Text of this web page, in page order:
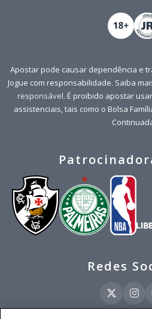
Apostar pode causar dependência e
Jogue com responsabilidade. Saiba
responsável. É proibido apostar
assistenciais, tais como o Bolsa
Redes